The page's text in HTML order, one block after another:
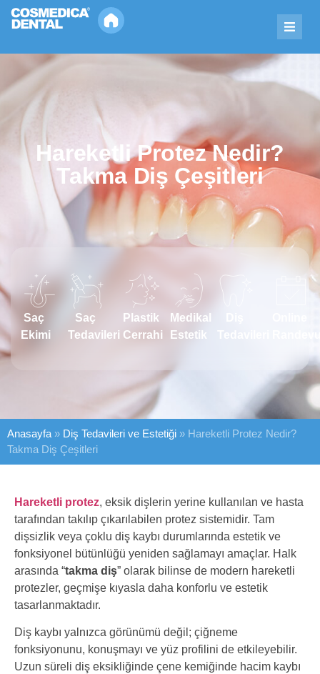
Saç
Ekimi
Saç
Tedavileri
Plastik
Cerrahi
Medikal
Estetik
Hareketli Protez Nedir?
Takma Diş Çeşitleri
Anasayfa » Diş Tedavileri ve Estetiği » Hareketli Protez Nedir?
Takma Diş Çeşitleri
Hareketli protez, eksik dişlerin yerine kullanılan ve hasta
tarafından takılıp çıkarılabilen protez sistemidir. Tam
dişsizlik veya çoklu diş kaybı durumlarında estetik ve
fonksiyonel bütünlüğü yeniden sağlamayı amaçlar. Halk
arasında “takma diş” olarak bilinse de modern hareketli
protezler, geçmişe kıyasla daha konforlu ve estetik
tasarlanmaktadır.
Diş kaybı yalnızca görünümü değil; çiğneme
fonksiyonunu, konuşmayı ve yüz profilini de etkileyebilir.
Uzun süreli diş eksikliğinde çene kemiğinde hacim kaybı